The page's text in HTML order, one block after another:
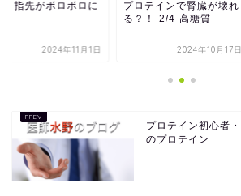
、指先がボロボロに
2024年11月1日
プロテインで腎臓が壊れ
る？！-2/4-高糖質
2024年10月17日
プロテイン初心者
のプロテイン